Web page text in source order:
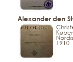
Alexander den
1910